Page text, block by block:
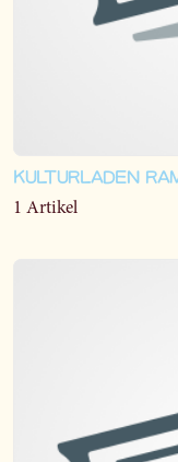
KULTURLADEN
1 Artikel